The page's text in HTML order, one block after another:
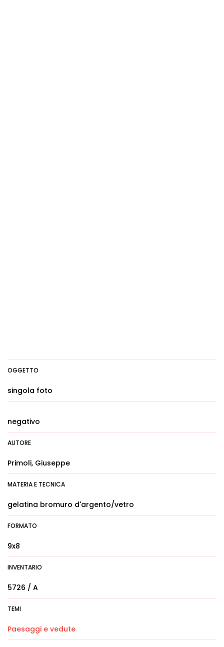
OGGETTO
singola foto
negativo
AUTORE
Primoli, Giuseppe
MATERIA E TECNICA
gelatina bromuro d'argento/vetro
FORMATO
9x8
INVENTARIO
5726 / A
TEMI
Paesaggi e vedute